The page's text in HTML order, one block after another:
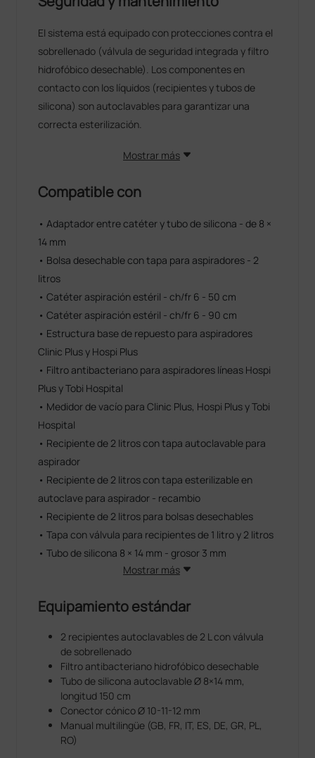
El sistema está equipado con protecciones contra el
sobrellenado (válvula de seguridad integrada y filtro
hidrofóbico desechable). Los componentes en
contacto con los líquidos (recipientes y tubos de
silicona) son autoclavables para garantizar una
correcta esterilización.
Mostrar más
Compatible con
• Adaptador entre catéter y tubo de silicona - de 8 ×
14 mm
• Bolsa desechable con tapa para aspiradores - 2
litros
• Catéter aspiración estéril - ch/fr 6 - 50 cm
• Catéter aspiración estéril - ch/fr 6 - 90 cm
• Estructura base de repuesto para aspiradores
Clinic Plus y Hospi Plus
• Filtro antibacteriano para aspiradores líneas Hospi
Plus y Tobi Hospital
• Medidor de vacío para Clinic Plus, Hospi Plus y Tobi
Hospital
• Recipiente de 2 litros con tapa autoclavable para
aspirador
• Recipiente de 2 litros con tapa esterilizable en
autoclave para aspirador - recambio
• Recipiente de 2 litros para bolsas desechables
• Tapa con válvula para recipientes de 1 litro y 2 litros
• Tubo de silicona 8 × 14 mm - grosor 3 mm
Mostrar más
Equipamiento estándar
2 recipientes autoclavables de 2 L con válvula
de sobrellenado
Filtro antibacteriano hidrofóbico desechable
Tubo de silicona autoclavable Ø 8×14 mm,
longitud 150 cm
Conector cónico Ø 10-11-12 mm
Manual multilingüe (GB, FR, IT, ES, DE, GR, PL,
RO)